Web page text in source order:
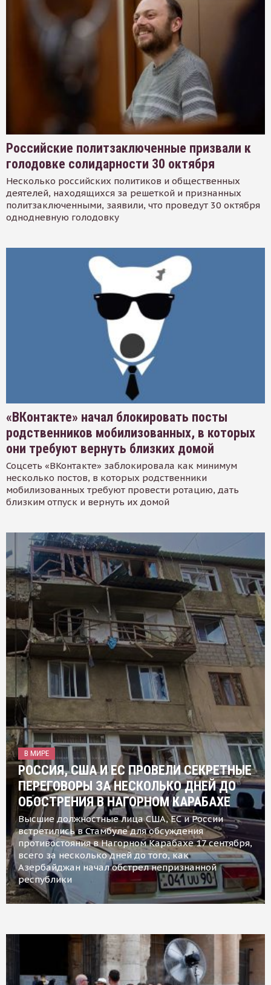
Российские политзаключенные призвали к
голодовке солидарности 30 октября
Несколько российских политиков и общественных
деятелей, находящихся за решеткой и признанных
политзаключенными, заявили, что проведут 30 октября
однодневную голодовку
«ВКонтакте» начал блокировать посты
родственников мобилизованных, в которых
они требуют вернуть близких домой
Соцсеть «ВКонтакте» заблокировала как минимум
несколько постов, в которых родственники
мобилизованных требуют провести ротацию, дать
близким отпуск и вернуть их домой
В МИРЕ
РОССИЯ, США И ЕС ПРОВЕЛИ СЕКРЕТНЫЕ
ПЕРЕГОВОРЫ ЗА НЕСКОЛЬКО ДНЕЙ ДО
ОБОСТРЕНИЯ В НАГОРНОМ КАРАБАХЕ
Высшие должностные лица США, ЕС и России
встретились в Стамбуле для обсуждения
противостояния в Нагорном Карабахе 17 сентября,
всего за несколько дней до того, как
Азербайджан начал обстрел непризнанной
республики